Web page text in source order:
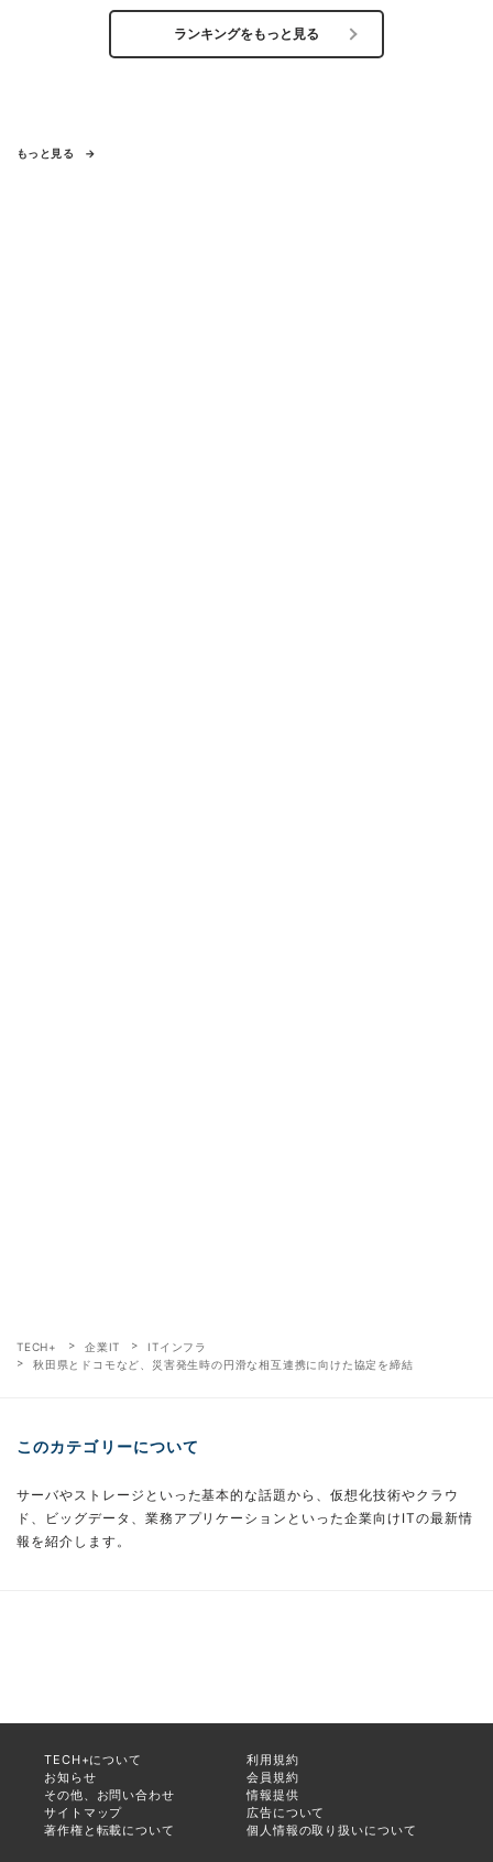
ランキングをもっと見る
もっと見る
TECH+ 企業IT
ITインフラ
秋田県とドコモなど、災害発生時の円滑な相互連携に向けた協定を締結
このカテゴリーについて
サーバやストレージといった基本的な話題から、仮想化技術やクラウ
ド、ビッグデータ、業務アプリケーションといった企業向けITの最新情
報を紹介します。
TECH+について
利用規約
お知らせ
会員規約
その他、お問い合わせ
情報提供
サイトマップ
広告について
著作権と転載について
個人情報の取り扱いについて